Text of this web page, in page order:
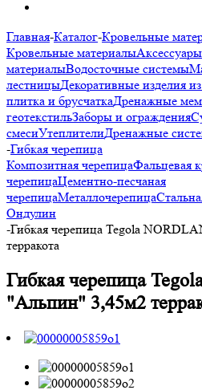
Главная-Каталог-Кровельные
Кровельные материалы
материалыВодосточные системы
лестницыДекоративные изделия
плитка и брусчаткаДренажные
геотекстильЗаборы и ограждения
смесиУтеплителиДренажные
-Гибкая черепица
Композитная черепицаФальцевая
черепицаЦементно-песчаная
черепицаМеталлочерепица
Ондулин
-Гибкая черепица Tegola
терракота
Гибкая черепица
"Альпин" 3,45м2